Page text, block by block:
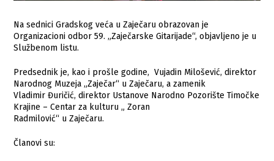
Na sednici Gradskog veća u Zaječaru obrazovan je
Organizacioni odbor 59. „Zaječarske Gitarijade“, objavljeno je u
Službenom listu.
Predsednik je, kao i prošle godine, Vujadin Milošević, direktor
Narodnog Muzeja „Zaječar“ u Zaječaru, a zamenik
Vladimir Đuričić, direktor Ustanove Narodno Pozorište Timočke
Krajine – Centar za kulturu „ Zoran
Radmilović“ u Zaječaru.
Članovi su: